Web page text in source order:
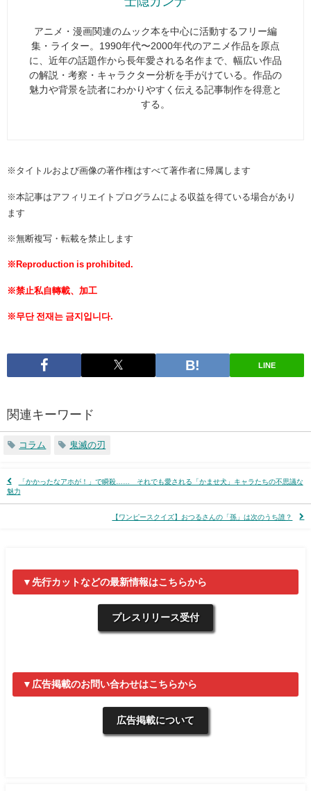
アニメ・漫画関連のムック本を中心に活動するフリー編
集・ライター。1990年代〜2000年代のアニメ作品を原点
に、近年の話題作から長年愛される名作まで、幅広い作品
の解説・考察・キャラクター分析を手がけている。作品の
魅力や背景を読者にわかりやすく伝える記事制作を得意と
する。
※タイトルおよび画像の著作権はすべて著作者に帰属します
※本記事はアフィリエイトプログラムによる収益を得ている場合があり
ます
※無断複写・転載を禁止します
※Reproduction is prohibited.
※禁止私自轉載、加工
※무단 전재는 금지입니다.
LINE
関連キーワード
コラム 鬼滅の刃
「かかったなアホが！」で瞬殺…… それでも愛される「かませ犬」キャラたちの不思議な
魅力
【ワンピースクイズ】おつるさんの「孫」は次のうち誰？
▼先行カットなどの最新情報はこちらから
プレスリリース受付
▼広告掲載のお問い合わせはこちらから
広告掲載について